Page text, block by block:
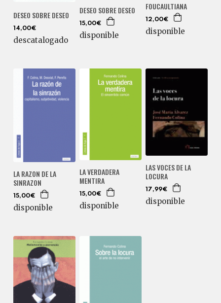
DESEO SOBRE DESEO
14,00€
descatalogado
DESEO SOBRE DESEO
15,00€
disponible
FOUCAULTIANA
12,00€
disponible
LA RAZON DE LA
SINRAZON
15,00€
disponible
LA VERDADERA
MENTIRA
15,00€
disponible
LAS VOCES DE LA
LOCURA
17,99€
disponible